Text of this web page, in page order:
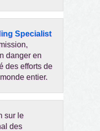
Specialist
danger en
des efforts de
entier.
sur le
des